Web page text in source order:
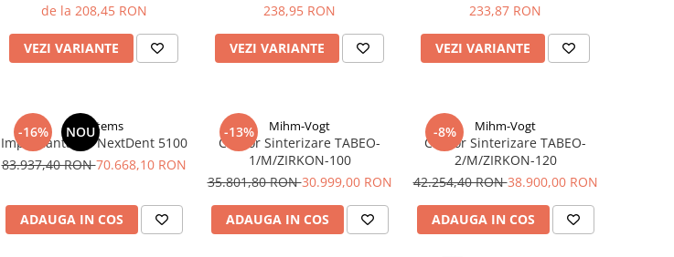
de la 208,45 RON
VEZI VARIANTE
238,95 RON
VEZI VARIANTE
233,87 RON
VEZI VARIANTE
-16% NOU
3Dsystems
Imprimanta 3D NextDent 5100
83.937,40 RON70.668,10 RON
ADAUGA IN COS
-13% Mihm-Vogt
Cuptor Sinterizare TABEO-
1/M/ZIRKON-100
35.801,80 RON30.999,00 RON
ADAUGA IN COS
-8% Mihm-Vogt
Cuptor Sinterizare TABEO-
2/M/ZIRKON-120
42.254,40 RON38.900,00 RON
ADAUGA IN COS